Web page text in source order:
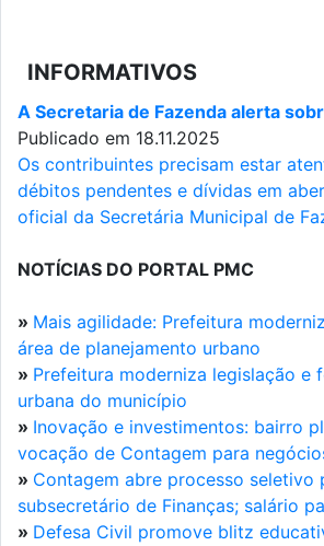
INFORMATIVOS
A Secretaria de Fazenda alerta
Publicado em 18.11.2025
Os contribuintes precisam estar
débitos pendentes e dívidas em
oficial da Secretária Municipal de
NOTÍCIAS DO PORTAL PMC
» Mais agilidade: Prefeitura
área de planejamento urbano
» Prefeitura moderniza legislação e
urbana do município
» Inovação e investimentos: bairro
vocação de Contagem para
» Contagem abre processo seletivo
subsecretário de Finanças; salário
» Defesa Civil promove blitz